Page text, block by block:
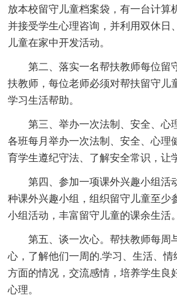
放本校留守儿童档案袋，有一台计算
并接受学生心理咨询，并利用双休日
儿童在家中开发活动。
第二、落实一名帮扶教师每位留
扶教师，每位老师必须对帮扶留守儿
学习生活帮助。
第三、举办一次法制、安全、心理
各班每月举办一次法制、安全、心理
育学生遵纪守法、了解安全常识，让
第四、参加一项课外兴趣小组活
种课外兴趣小组，组织留守儿童至少
小组活动，丰富留守儿童的课余生活。
第五、谈一次心。帮扶教师每周
心，了解他们一周的.学习、生活、
方面的情况，交流感情，培养学生良
心理。